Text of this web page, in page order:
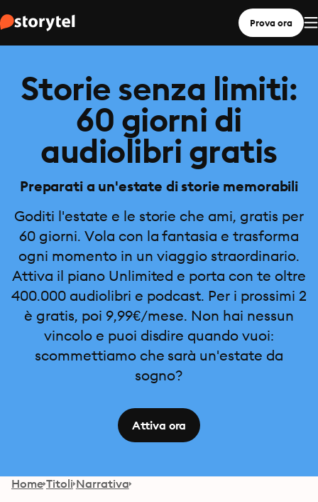
Prova ora
Storie senza limiti:
60 giorni di
audiolibri gratis
Preparati a un'estate di storie memorabili
Goditi l'estate e le storie che ami, gratis per
60 giorni. Vola con la fantasia e trasforma
ogni momento in un viaggio straordinario.
Attiva il piano Unlimited e porta con te oltre
400.000 audiolibri e podcast. Per i prossimi 2
è gratis, poi 9,99€/mese. Non hai nessun
vincolo e puoi disdire quando vuoi:
scommettiamo che sarà un'estate da
sogno?
Attiva ora
Home Titoli Narrativa